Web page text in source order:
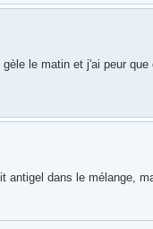
le matin et j'ai peur
antigel dans le mélange,